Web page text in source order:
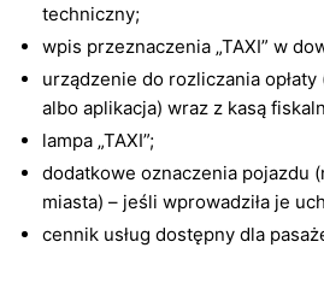
techniczny;
wpis przeznaczenia „TAXI” w
urządzenie do rozliczania
albo aplikacja) wraz z kasą
lampa „TAXI”;
dodatkowe oznaczenia pojazdu
miasta) – jeśli wprowadziła je
cennik usług dostępny dla